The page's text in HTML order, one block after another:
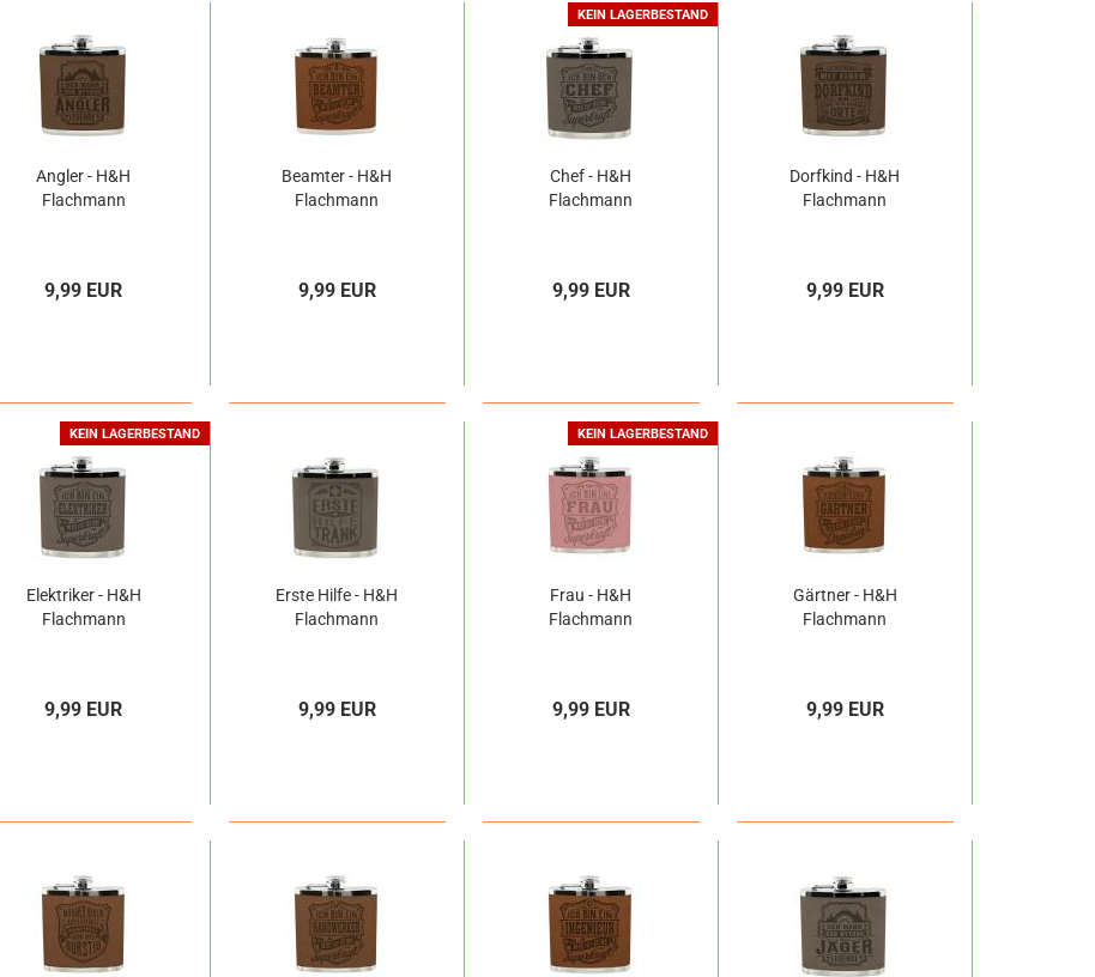
Angler - H&H
Flachmann
9,99 EUR
Beamter - H&H
Flachmann
9,99 EUR
KEIN LAGERBESTAND
Chef - H&H
Flachmann
9,99 EUR
Dorfkind - H&H
Flachmann
9,99 EUR
KEIN LAGERBESTAND
Elektriker - H&H
Flachmann
9,99 EUR
Erste Hilfe - H&H
Flachmann
9,99 EUR
KEIN LAGERBESTAND
Frau - H&H
Flachmann
9,99 EUR
Gärtner - H&H
Flachmann
9,99 EUR